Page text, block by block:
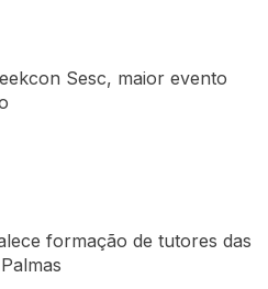
Sesc, maior evento
formação de tutores das